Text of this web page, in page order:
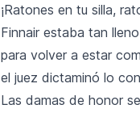
¡Ratones en tu silla,
Finnair estaba tan
para volver a estar
el juez dictaminó lo
Las damas de honor